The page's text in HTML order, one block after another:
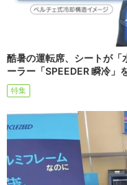
酷暑の運転席、シートが「
ーラー「SPEEDER 瞬冷」
特集